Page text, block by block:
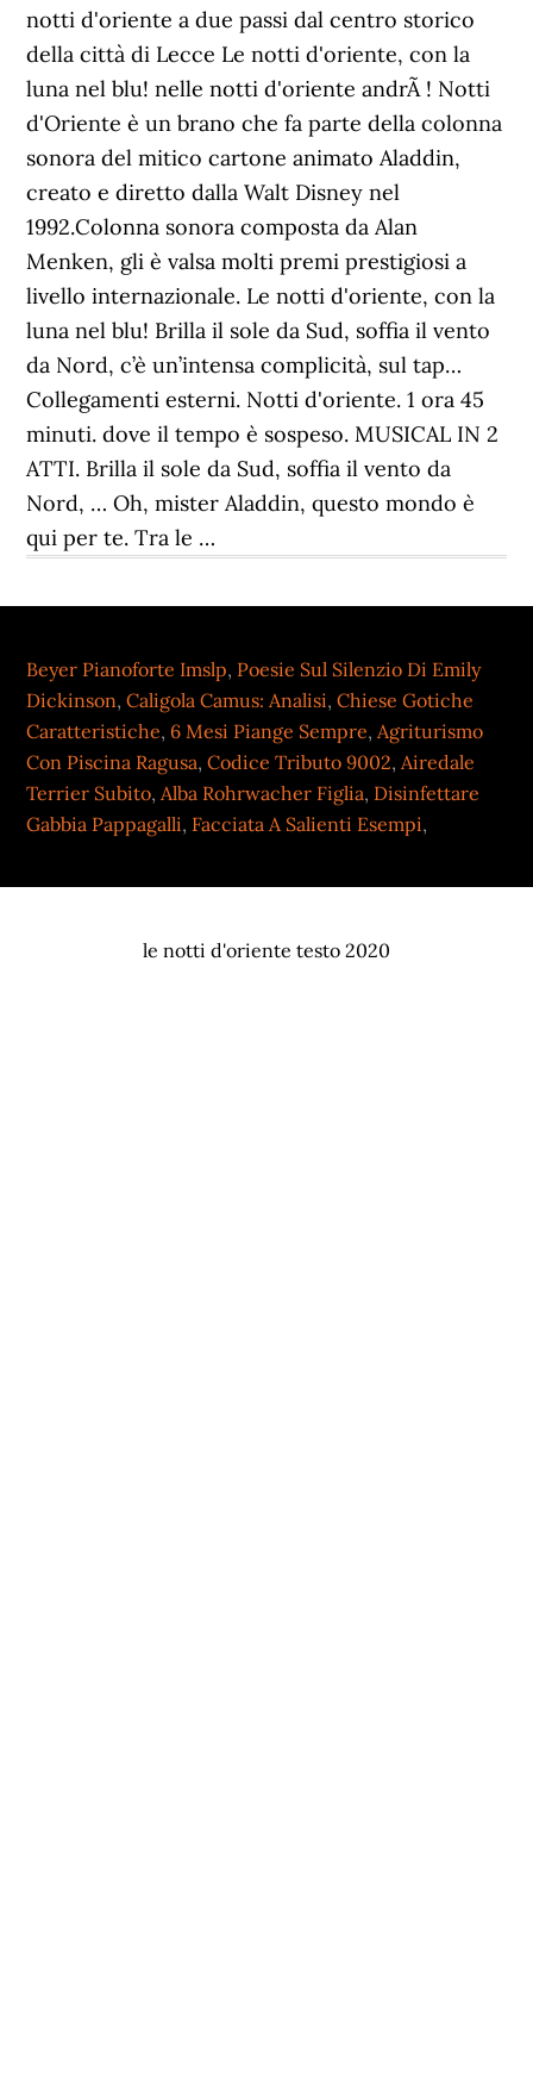
notti d'oriente a due passi dal centro storico
della città di Lecce Le notti d'oriente, con la
luna nel blu! nelle notti d'oriente andrÃ ! Notti
d'Oriente è un brano che fa parte della colonna
sonora del mitico cartone animato Aladdin,
creato e diretto dalla Walt Disney nel
1992.Colonna sonora composta da Alan
Menken, gli è valsa molti premi prestigiosi a
livello internazionale. Le notti d'oriente, con la
luna nel blu! Brilla il sole da Sud, soffia il vento
da Nord, c’è un’intensa complicità, sul tap…
Collegamenti esterni. Notti d'oriente. 1 ora 45
minuti. dove il tempo è sospeso. MUSICAL IN 2
ATTI. Brilla il sole da Sud, soffia il vento da
Nord, … Oh, mister Aladdin, questo mondo è
qui per te. Tra le …
Beyer Pianoforte Imslp, Poesie Sul Silenzio Di Emily
Dickinson,Caligola Camus: Analisi,Chiese Gotiche
Caratteristiche, 6 Mesi Piange Sempre,Agriturismo
Con Piscina Ragusa,Codice Tributo 9002,Airedale
Terrier Subito,Alba Rohrwacher Figlia, Disinfettare
Gabbia Pappagalli, Facciata A Salienti Esempi,
le notti d'oriente testo 2020